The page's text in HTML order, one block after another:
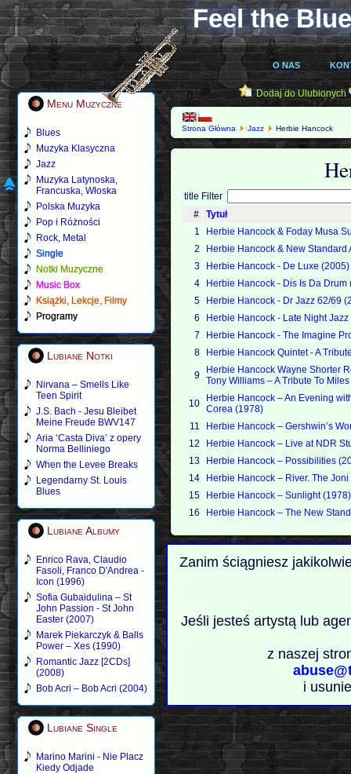
Feel the
O NAS
Menu Muzyczne
Blues
Muzyka Klasyczna
Jazz
Muzyka Latynoska,
Francuska, Włoska
Polska Muzyka
Pop i Różności
Rock, Metal
Single
Notki Muzyczne
Music Box
Książki, Lekcje, Filmy
Programy
Lubiane Notki
Nirvana – Smells Like
Teen Spirit
J.S. Bach - Jesu Bleibet
Meine Freude BWV147
Aria ‘Casta Diva’ z opery
Norma Belliniego
When the Levee Breaks
Legendarny St. Louis
Blues
Lubiane Albumy
Enrico Rava, Claudio
Fasoli, Franco D'Andrea -
Icon (1996)
Sofia Gubaidulina – St
John Passion - St John
Easter (2007)
Marek Piekarczyk & Balls
Power – Xes (1990)
Romantic Jazz [2CDs]
(2008)
Bob Acri – Bob Acri (2004)
Lubiane Single
Marino Marini - Nie Placz
Kiedy Odjade
Dodaj do Ulubionych
Strona Główna Jazz Herbie Hancock
title Filter
#
Tytuł
1
Herbie Hancock & Foday Musa
2
Herbie Hancock & New Standard
3
Herbie Hancock - De Luxe (2005)
4
Herbie Hancock - Dis Is Da Drum
5
Herbie Hancock - Dr Jazz 62/69
6
Herbie Hancock - Late Night
7
Herbie Hancock - The Imagine
8
Herbie Hancock Quintet - A
9
Herbie Hancock Wayne Shorter
Tony Williams ‎– A Tribute To
10
Herbie Hancock – An Evening
Corea (1978)
11
Herbie Hancock – Gershwin’s
12
Herbie Hancock – Live at NDR
13
Herbie Hancock – Possibilities
14
Herbie Hancock – River. The
15
Herbie Hancock – Sunlight (1978)
16
Herbie Hancock – The New
Zanim ściągniesz
Jeśli jesteś artystą lub
z naszej
i